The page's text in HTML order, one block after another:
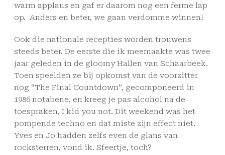
warm applaus en gaf er daarom nog een ferme lap
op. Anders en beter, we gaan verdomme winnen!
Ook die nationale recepties worden trouwens
steeds beter. De eerste die ik meemaakte was twee
jaar geleden in de gloomy Hallen van Schaarbeek.
Toen speelden ze bij opkomst van de voorzitter
nog “The Final Countdown”, gecomponeerd in
1986 notabene, en kreeg je pas alcohol na de
toespraken, I kid you not. Dit weekend was het
pompende techno en dat miste zijn effect niet.
Yves en Jo hadden zelfs even de glans van
rocksterren, vond ik. Sfeertje, toch?